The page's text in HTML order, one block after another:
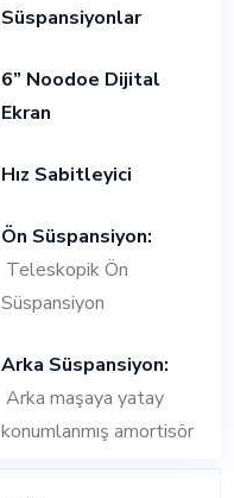
Süspansiyonlar
6” Noodoe Dijital
Ekran
Hız Sabitleyici
Ön Süspansiyon:
Teleskopik Ön
Süspansiyon
Arka Süspansiyon:
Arka maşaya yatay
konumlanmış amortisör